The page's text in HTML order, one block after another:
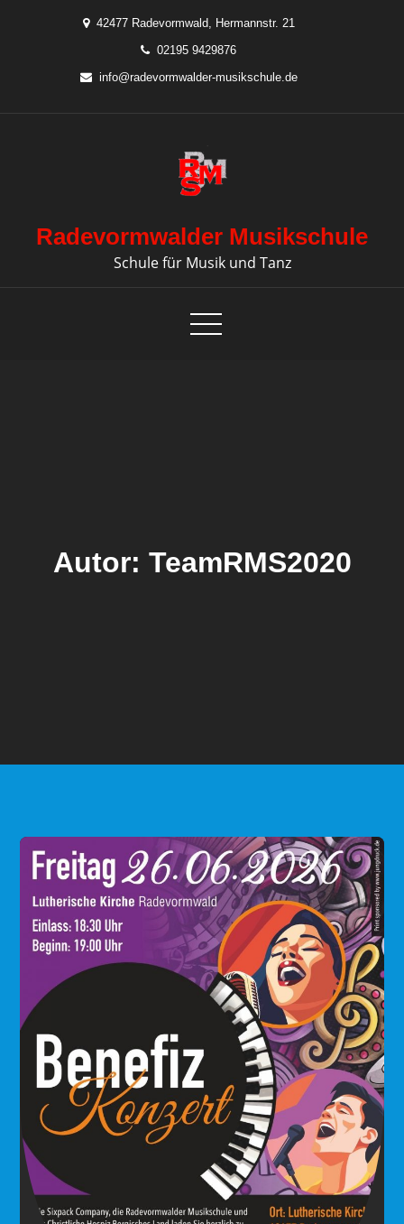
42477 Radevormwald, Hermannstr. 21
02195 9429876
info@radevormwalder-musikschule.de
Radevormwalder Musikschule
Schule für Musik und Tanz
Autor: TeamRMS2020